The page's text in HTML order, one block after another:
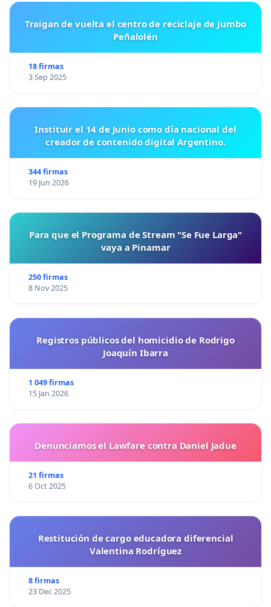
Traigan de vuelta el centro de reciclaje de Jumbo
Peñalolén
18 firmas
3 Sep 2025
Instituir el 14 de Junio como día nacional del
creador de contenido digital Argentino.
344 firmas
19 Jun 2026
Para que el Programa de Stream "Se Fue Larga"
vaya a Pinamar
250 firmas
8 Nov 2025
Registros públicos del homicidio de Rodrigo
Joaquín Ibarra
1 049 firmas
15 Jan 2026
Denunciamos el Lawfare contra Daniel Jadue
21 firmas
6 Oct 2025
Restitución de cargo educadora diferencial
Valentina Rodríguez
8 firmas
23 Dec 2025